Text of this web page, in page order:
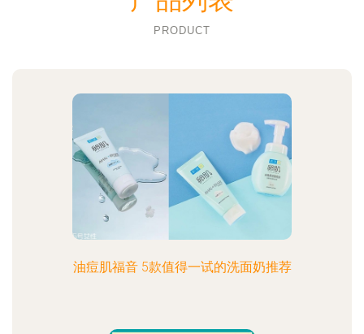
PRODUCT
油痘肌福音 5款值得一试的洗面奶推荐